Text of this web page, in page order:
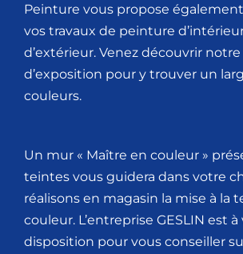
Peinture vous propose
vos travaux de peinture
d’extérieur. Venez découvrir notre
d’exposition pour y trouver un
couleurs.
Un mur « Maître en couleur »
teintes vous guidera dans votre
réalisons en magasin la mise à la
couleur. L’entreprise GESLIN est
disposition pour vous conseiller